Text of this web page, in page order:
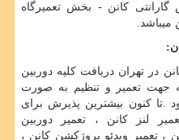
کانن - بخش تعمیرگاه
.
:
در تهران دریافت کلیه دوربین
جهت تعمیر و تنظیم به صورت
.تا کنون بیشترین پذیرش برای
لنز کانن ، تعمیر دوربین
، تعمیر ویدئو پروژکشن کانن ،